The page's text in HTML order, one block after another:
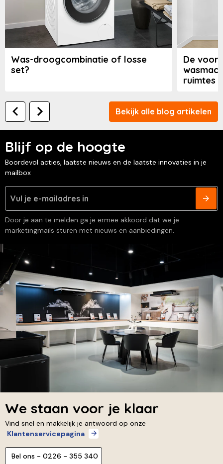
Was-droogcombinatie of losse
set?
De
ruimtes
Bekijk alle blog artikelen
Blijf op de hoogte
Boordevol acties, laatste nieuws en de laatste innovaties in je
mailbox
Door je aan te melden ga je ermee akkoord dat we je
marketingmails sturen met nieuws en aanbiedingen.
We staan voor je klaar
Vind snel en makkelijk je antwoord op onze
Klantenservicepagina
Bel ons - 0226 - 355 340